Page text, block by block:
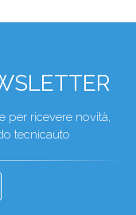
per ricevere novità,
tecnicauto